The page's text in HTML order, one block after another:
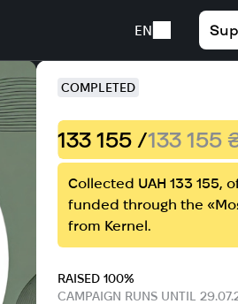
EN
COMPLETED
133 155 /133 155
Collected UAH 133 155,
funded through the
from Kernel.
RAISED 100%
CAMPAIGN RUNS UNTIL